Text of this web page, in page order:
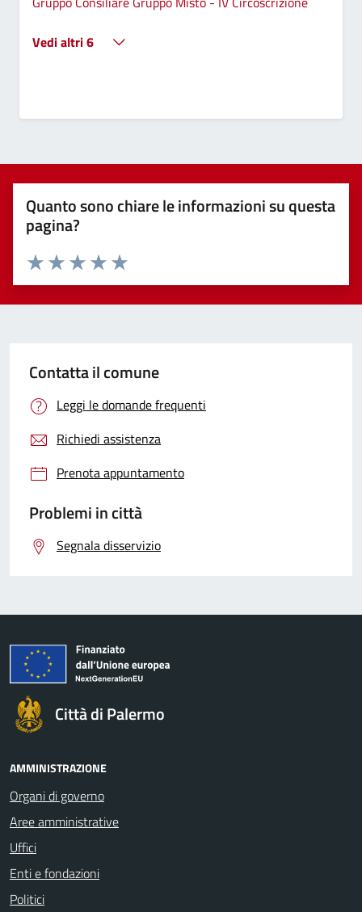
Vedi altri 6
Quanto sono chiare le informazioni su questa
pagina?
Valuta 5 stelle su 5
Valuta 4 stelle su 5
Valuta 3 stelle su 5
Valuta 2 stelle su 5
Valuta 1 stelle su 5
Contatta il comune
Leggi le domande frequenti
Richiedi assistenza
Prenota appuntamento
Problemi in città
Segnala disservizio
Città di Palermo
AMMINISTRAZIONE
Organi di governo
Aree amministrative
Uffici
Enti e fondazioni
Politici